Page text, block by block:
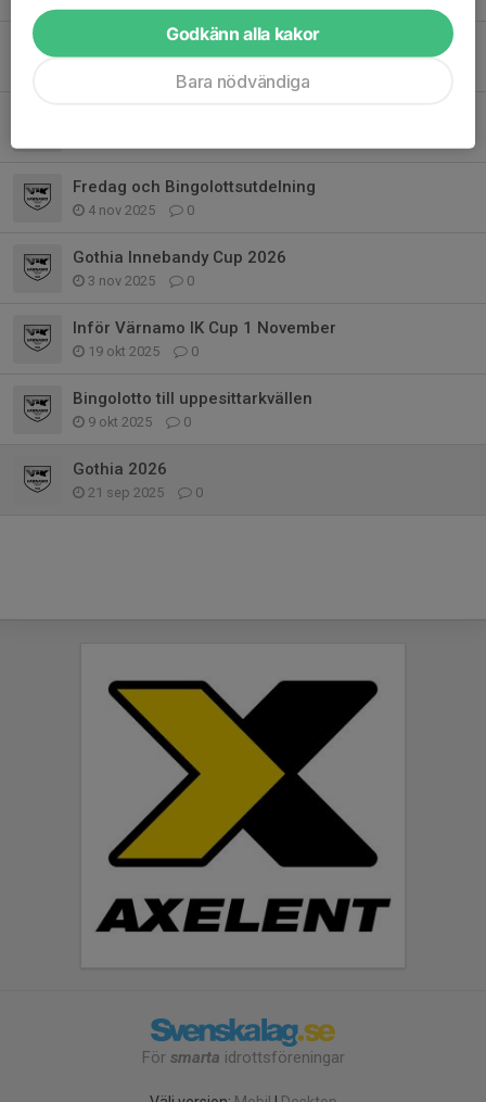
Lagindelning Gothia 2026
Fredag och Bingolottsutdelning
4 nov 2025 0
Gothia Innebandy Cup 2026
3 nov 2025 0
Inför Värnamo IK Cup 1 November
19 okt 2025 0
Bingolotto till uppesittarkvällen
9 okt 2025 0
Gothia 2026
21 sep 2025 0
För smarta idrottsföreningar
Godkänn alla kakor
Bara nödvändiga